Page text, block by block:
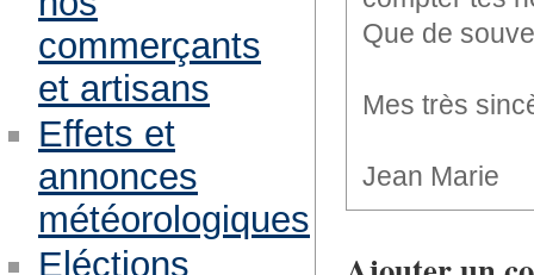
Que de
Mes très
Jean Marie
commerçants
et artisans
Effets et
annonces
météorologiques
Eléctions